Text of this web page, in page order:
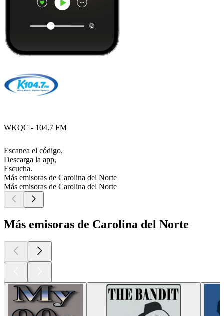
WKQC - 104.7 FM
Escanea el código,
Descarga la app,
Escucha.
Más emisoras de Carolina del Norte
Más emisoras de Carolina del Norte
Más emisoras de Carolina del Norte